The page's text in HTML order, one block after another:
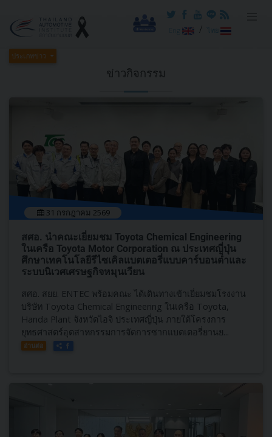
/ ไทย
ประเภทข่าว
ข่าวกิจกรรม
31 กรกฎาคม 2569
สศอ. นำคณะเยี่ยมชม Toyota Chemical Engineering
ในเครือ Toyota Motor Corporation ณ ประเทศญี่ปุ่น
ศึกษาเทคโนโลยีรีไซเคิลแบตเตอรี่แบบคาร์บอนต่ำและ
ระบบนิเวศเศรษฐกิจหมุนเวียน
สศอ. สยย. ENTEC พร้อมคณะ ได้เดินทางเข้าเยี่ยมชมโรงงาน
บริษัท Toyota Chemical Engineering ในเครือ Toyota,
Handa Plant จังหวัดไอจิ ประเทศญี่ปุ่น ภายใต้โครงการ
ยุทธศาสตร์อุตสาหกรรมการจัดการซากแบตเตอรี่ยานย...
อ่านต่อ